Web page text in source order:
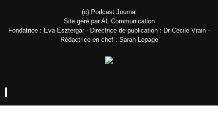
(c) Podcast Journal
Site géré par AL Communication
Fondatrice : Eva Esztergar - Directrice de publication : Dr Cécile Vrain -
Rédactrice en chef : Sarah Lepage